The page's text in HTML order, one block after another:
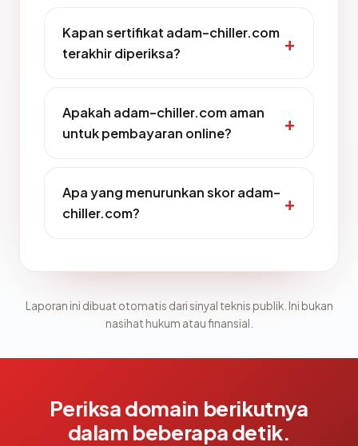
Kapan sertifikat adam-chiller.com
terakhir diperiksa?
Apakah adam-chiller.com aman
untuk pembayaran online?
Apa yang menurunkan skor adam-
chiller.com?
Laporan ini dibuat otomatis dari sinyal teknis publik. Ini bukan
nasihat hukum atau finansial.
Periksa domain berikutnya
dalam beberapa detik.